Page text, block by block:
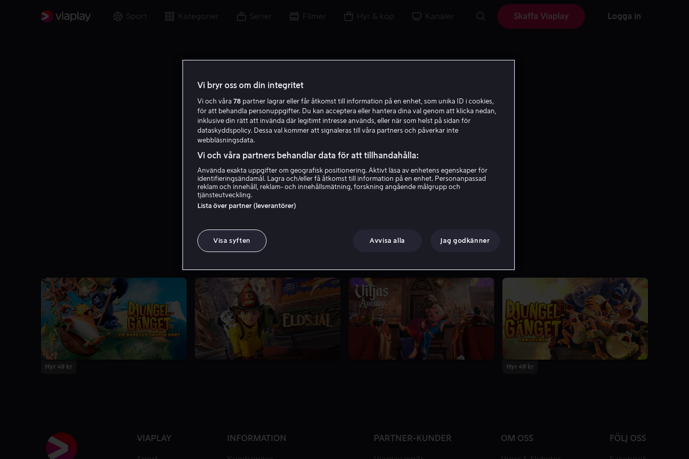
Sport Kategorier Serier Filmer Hyr & köp Kanaler Skaffa Viaplay Logga in
E C
Emmanuel Curtil
Hyr 49 kr Hyr 49 kr
VIAPLAY INFORMATION PARTNER-KUNDER OM OSS FÖLJ OSS
Vi bryr oss om din integritet
Vi och våra 78 partner lagrar eller får åtkomst till information på en enhet, som unika ID i cookies,
för att behandla personuppgifter. Du kan acceptera eller hantera dina val genom att klicka nedan,
inklusive din rätt att invända där legitimt intresse används, eller när som helst på sidan för
dataskyddspolicy. Dessa val kommer att signaleras till våra partners och påverkar inte
webbläsningsdata.
Vi och våra partners behandlar data för att tillhandahålla:
Använda exakta uppgifter om geografisk positionering. Aktivt läsa av enhetens egenskaper för
identifieringsändamål. Lagra och/eller få åtkomst till information på en enhet. Personanpassad
reklam och innehåll, reklam- och innehållsmätning, forskning angående målgrupp och
tjänsteutveckling.
Lista över partner (leverantörer)
Visa syften Avvisa alla Jag godkänner